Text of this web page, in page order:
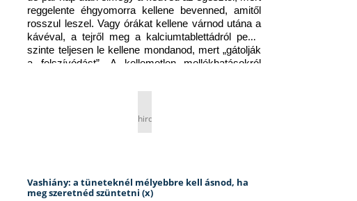
reggelente éhgyomorra kellene bevenned, amitől
rosszul leszel. Vagy órákat kellene várnod utána a
kávéval, a tejről meg a kalciumtablettádról pedig
szinte teljesen le kellene mondanod, mert „gátolják
a felszívódást”. A kellemetlen mellékhatásokról
hirdetés
Vashiány: a tüneteknél mélyebbre kell ásnod, ha
meg szeretnéd szüntetni (x)